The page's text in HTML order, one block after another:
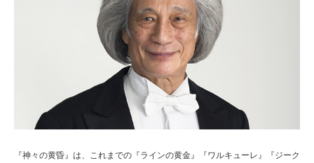
『神々の黄昏』は、これまでの『ラインの黄金』『ワルキューレ』『ジーク